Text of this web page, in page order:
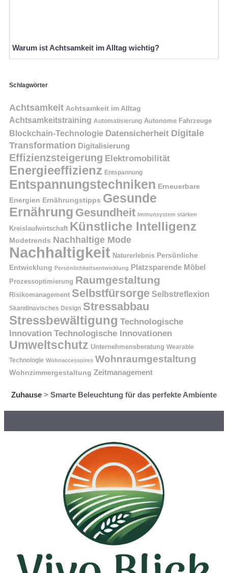
Warum ist Achtsamkeit im Alltag wichtig?
Schlagwörter
Achtsamkeit Achtsamkeit im Alltag
Achtsamkeitstraining Automatisierung Autonome Fahrzeuge
Blockchain-Technologie Datensicherheit Digitale
Transformation Digitalisierung
Effizienzsteigerung Elektromobilität
Energieeffizienz Entspannung
Entspannungstechniken Erneuerbare
Energien Ernährungstipps Gesunde
Ernährung Gesundheit Immunsystem stärken
Kreislaufwirtschaft Künstliche Intelligenz
Modetrends Nachhaltige Mode
Nachhaltigkeit Naturerlebnis Persönliche
Entwicklung Persönlichkeitsentwicklung Platzsparende Möbel
Prozessoptimierung Raumgestaltung
Risikomanagement Selbstfürsorge Selbstreflexion
Skandinavisches Design Stressabbau
Stressbewältigung Technologische
Innovation Technologische Innovationen
Umweltschutz Unternehmensberatung Wearable
Technologie Wohnaccessoires Wohnraumgestaltung
Wohnzimmergestaltung Zeitmanagement
Zuhause > Smarte Beleuchtung für das perfekte Ambiente